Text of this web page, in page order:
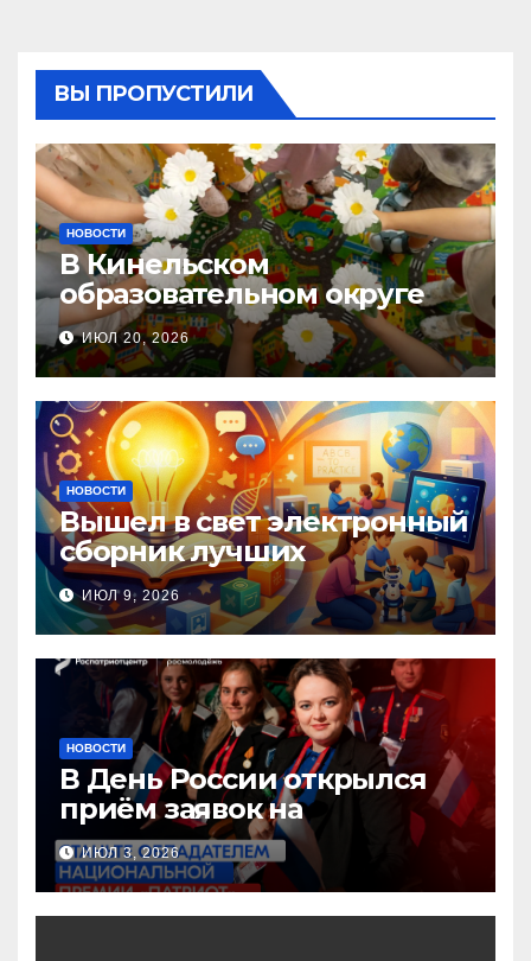
ВЫ ПРОПУСТИЛИ
НОВОСТИ
В Кинельском
образовательном округе
прошла Неделя правовой
помощи, посвящённая Дню
семьи, любви и верности
ИЮЛ 20, 2026
НОВОСТИ
Вышел в свет электронный
сборник лучших
инновационных практик
педагогов дошкольного
образования!
ИЮЛ 9, 2026
НОВОСТИ
В День России открылся
приём заявок на
Национальную премию
«Патриот»
ИЮЛ 3, 2026